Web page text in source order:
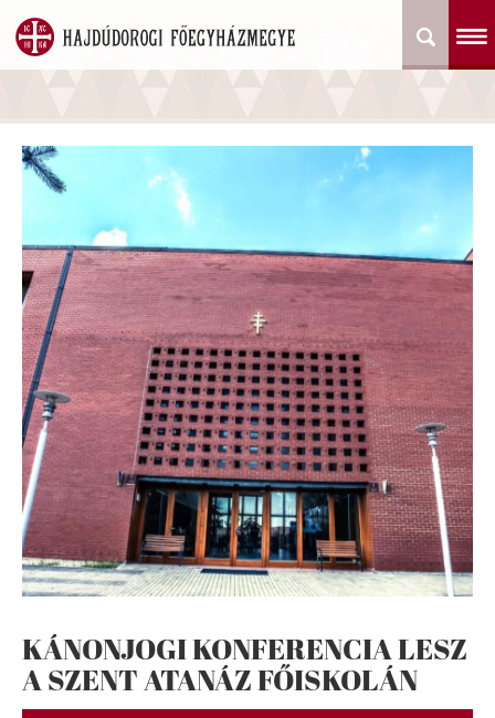
KÁNONJOGI KONFERENCIA LESZ
A SZENT ATANÁZ FŐISKOLÁN